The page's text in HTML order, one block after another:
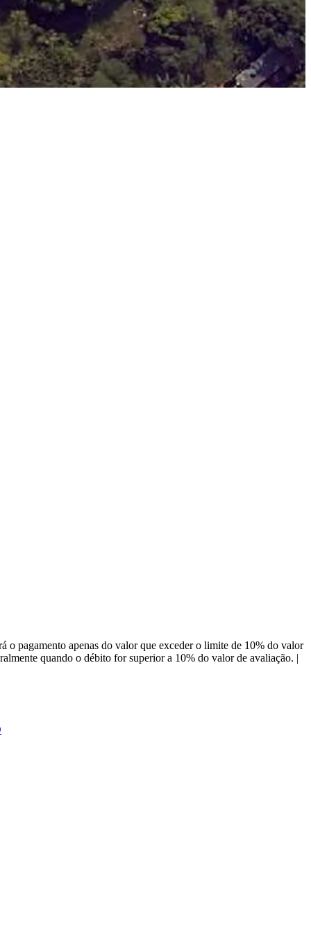
pagamento apenas do valor que exceder o limite de 10% do valor
quando o débito for superior a 10% do valor de avaliação. |